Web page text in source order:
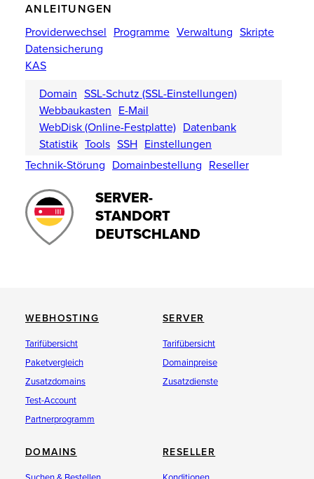
ANLEITUNGEN
Providerwechsel Programme Verwaltung Skripte
Datensicherung
KAS
Domain SSL-Schutz (SSL-Einstellungen)
Webbaukasten E-Mail
WebDisk (Online-Festplatte) Datenbank
Statistik Tools SSH Einstellungen
Technik-Störung Domainbestellung Reseller
SERVER-
STANDORT
DEUTSCHLAND
WEBHOSTING
Tarifübersicht
Paketvergleich
Zusatzdomains
Test-Account
Partnerprogramm
SERVER
Tarifübersicht
Domainpreise
Zusatzdienste
DOMAINS RESELLER